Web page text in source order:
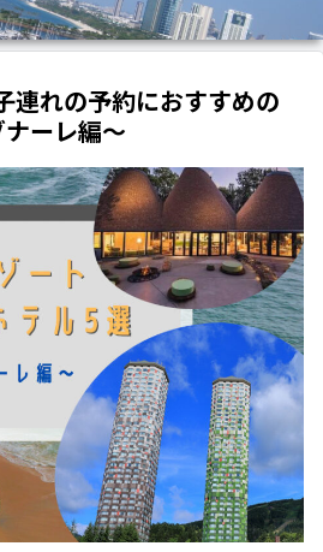
連れの予約におすすめの
ーレ編～